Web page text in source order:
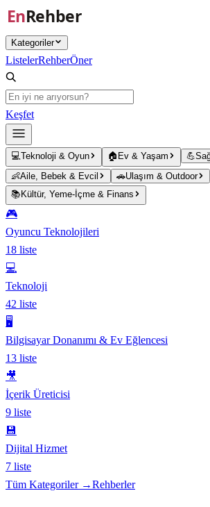
Ana içeriğe atla
Kategoriler
ListelerRehberÖner
Keşfet
💻Teknoloji & Oyun 🏠 Ev & Yaşam 💪
👶Aile, Bebek & Evcil 🚗Ulaşım & Outdoor
📚 Kültür, Yeme-İçme & Finans
🎮
Oyuncu Teknolojileri
18 liste
💻
Teknoloji
42 liste
🖥️
Bilgisayar Donanımı & Ev Eğlencesi
13 liste
🎥
İçerik Üreticisi
9 liste
💾
Dijital Hizmet
7 liste
Tüm Kategoriler →Rehberler